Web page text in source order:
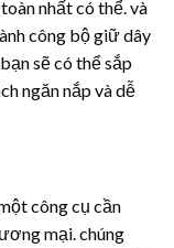
nhất có thể. và
công bộ giữ dây
sẽ có thể sắp
ngăn nắp và dễ
công cụ cần
mại. chúng